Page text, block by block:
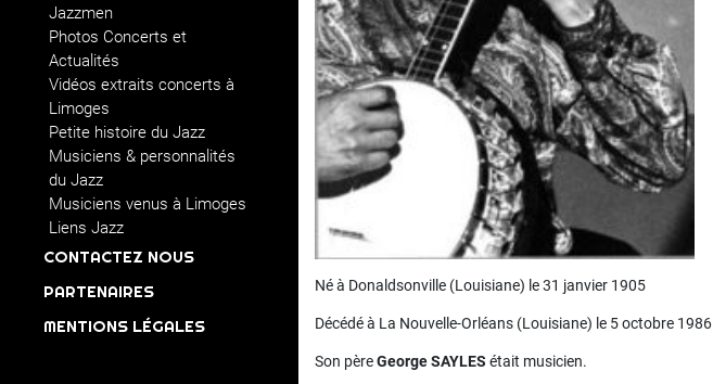
Jazzmen
Photos Concerts et
Actualités
Vidéos extraits concerts à
Limoges
Petite histoire du Jazz
Musiciens & personnalités
du Jazz
Musiciens venus à Limoges
Liens Jazz
CONTACTEZ NOUS
PARTENAIRES
MENTIONS LÉGALES
Né à Donaldsonville (Louisiane) le 31 janvier 1905
Décédé à La Nouvelle-Orléans (Louisiane) le 5 octobre 1986
Son pèreGeorge SAYLES était musicien.